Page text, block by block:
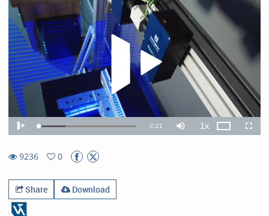
Play
Play Loaded:
27.49%
Remaining
-2:21 Mute 1xPlayback
Rate
9236
0
Share
Download